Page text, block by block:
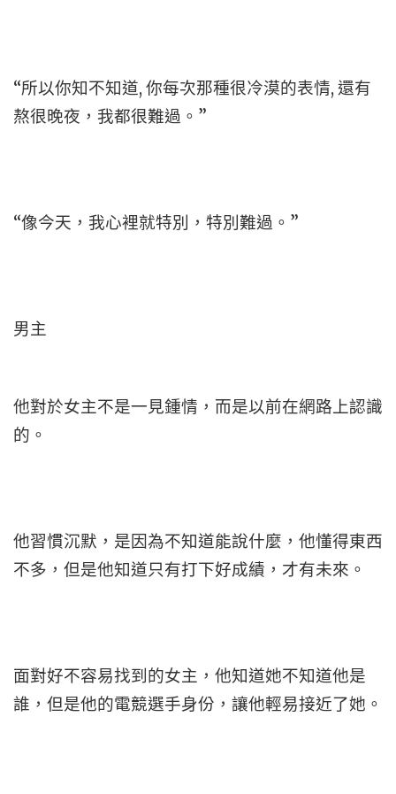
“所以你知不知道, 你每次那種很冷漠的表情, 還有
熬很晚夜，我都很難過。”
“像今天，我心裡就特別，特別難過。”
男主
他對於女主不是一見鍾情，而是以前在網路上認識
的。
他習慣沉默，是因為不知道能說什麼，他懂得東西
不多，但是他知道只有打下好成績，才有未來。
面對好不容易找到的女主，他知道她不知道他是
誰，但是他的電競選手身份，讓他輕易接近了她。